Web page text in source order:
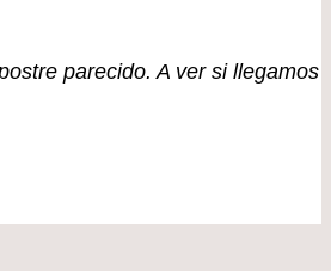
parecido. A ver si llegamos